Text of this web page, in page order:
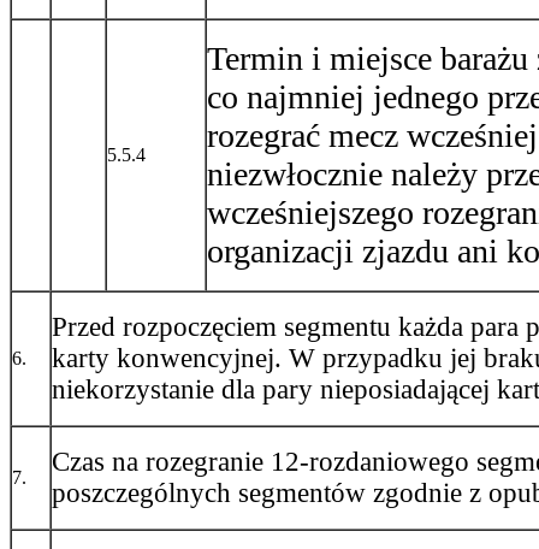
5.5.4
Termin i miejsce
co najmniej jednego
rozegrać mecz
niezwłocznie należy
wcześniejszego
organizacji zjazdu ani
6.
Przed rozpoczęciem segmentu każda
karty konwencyjnej. W przypadku jej
niekorzystanie dla pary nieposiadającej
7.
Czas na rozegranie 12-rozdaniowego
poszczególnych segmentów zgodnie z